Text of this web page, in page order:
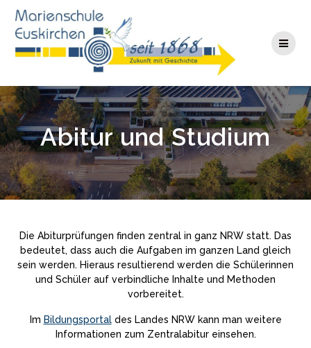
springen
Abitur und Studium
Die Abiturprüfungen finden zentral in ganz NRW statt. Das
bedeutet, dass auch die Aufgaben im ganzen Land gleich
sein werden. Hieraus resultierend werden die Schülerinnen
und Schüler auf verbindliche Inhalte und Methoden
vorbereitet.
Im Bildungsportaldes Landes NRW kann man weitere
Informationen zum Zentralabitur einsehen.